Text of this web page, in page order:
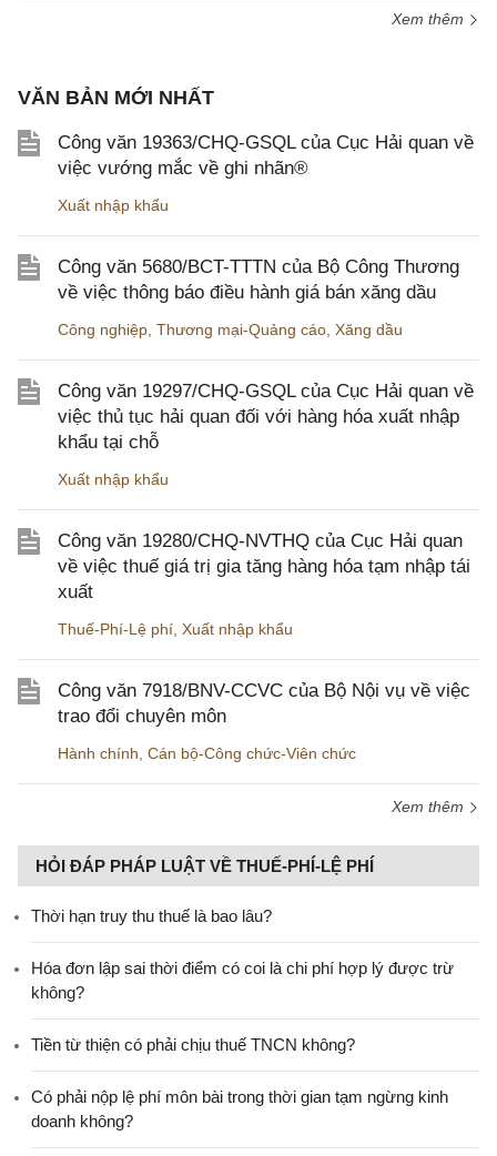
Xem thêm
VĂN BẢN MỚI NHẤT
Công văn 19363/CHQ-GSQL của Cục Hải quan về
việc vướng mắc về ghi nhãn®
Xuất nhập khẩu
Công văn 5680/BCT-TTTN của Bộ Công Thương
về việc thông báo điều hành giá bán xăng dầu
Công nghiệp Thương mại-Quảng cáo Xăng dầu
Công văn 19297/CHQ-GSQL của Cục Hải quan về
việc thủ tục hải quan đối với hàng hóa xuất nhập
khẩu tại chỗ
Xuất nhập khẩu
Công văn 19280/CHQ-NVTHQ của Cục Hải quan
về việc thuế giá trị gia tăng hàng hóa tạm nhập tái
xuất
Thuế-Phí-Lệ phí Xuất nhập khẩu
Công văn 7918/BNV-CCVC của Bộ Nội vụ về việc
trao đổi chuyên môn
Hành chính Cán bộ-Công chức-Viên chức
Xem thêm
HỎI ĐÁP PHÁP LUẬT VỀ THUẾ-PHÍ-LỆ PHÍ
Thời hạn truy thu thuế là bao lâu?
Hóa đơn lập sai thời điểm có coi là chi phí hợp lý được trừ
không?
Tiền từ thiện có phải chịu thuế TNCN không?
Có phải nộp lệ phí môn bài trong thời gian tạm ngừng kinh
doanh không?